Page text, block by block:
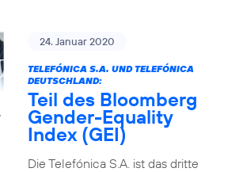
24. Januar 2020
TELEFÓNICA S.A. UND TELEFÓNICA
DEUTSCHLAND:
Teil des Bloomberg
Gender-Equality
Index (GEI)
Die Telefónica S.A. ist das dritte